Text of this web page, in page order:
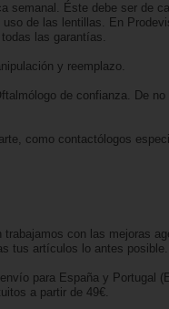
semanal. Éste debe ser de
de las lentillas. En
las garantías.
y reemplazo.
de confianza. De
como contactólogos
trabajamos con las mejoras
tus artículos lo antes posible.
para España y Portugal
a partir de 49€.